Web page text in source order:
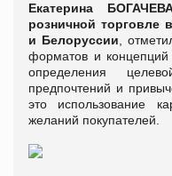
Екатерина
розничной торговле
и Белоруссии ,
форматов и концепций
определения
предпочтений и
это использование
желаний покупателей.